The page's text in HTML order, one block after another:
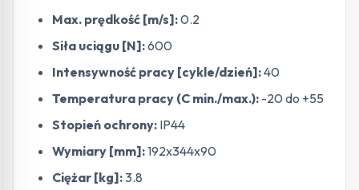
Max. prędkość [m/s]:0.2
Siła uciągu [N]:600
Intensywność pracy [cykle/dzień]:40
Temperatura pracy (C min./max.): -20 do +55
Stopień ochrony: IP44
Wymiary [mm]:192x344x90
Ciężar [kg]:3.8